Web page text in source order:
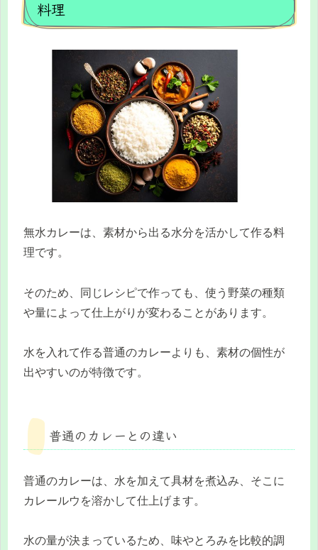
料理
無水カレーは、素材から出る水分を活かして作る料
理です。
そのため、同じレシピで作っても、使う野菜の種類
や量によって仕上がりが変わることがあります。
水を入れて作る普通のカレーよりも、素材の個性が
出やすいのが特徴です。
普通のカレーとの違い
普通のカレーは、水を加えて具材を煮込み、そこに
カレールウを溶かして仕上げます。
水の量が決まっているため、味やとろみを比較的調